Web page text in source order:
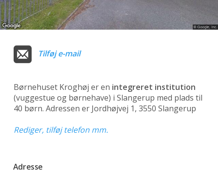
Tilføj e-mail
Børnehuset Kroghøj er en integreret institution
(vuggestue og børnehave) i Slangerup med plads til
40 børn. Adressen er Jordhøjvej 1, 3550 Slangerup
Rediger, tilføj telefon mm.
Adresse